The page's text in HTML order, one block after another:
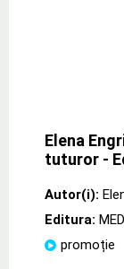
Elena
tuturor -
Autor(i):
Editura:
promoție